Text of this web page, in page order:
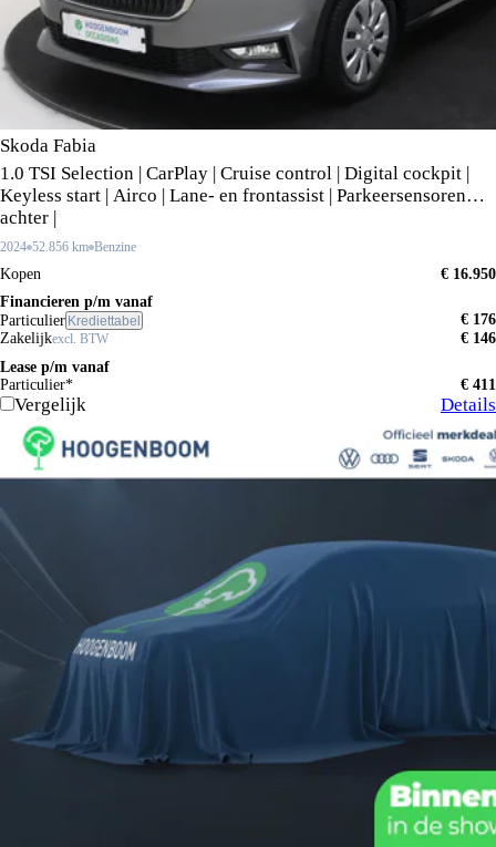
Skoda Fabia
1.0 TSI Selection | CarPlay | Cruise control | Digital cockpit |
Keyless start | Airco | Lane- en frontassist | Parkeersensoren
achter |
2024 52.856 km Benzine
Kopen
€ 16.950
Financieren p/m vanaf
Particulier Krediettabel
€ 176
Zakelijkexcl. BTW
€ 146
Lease p/m vanaf
Particulier*
€ 411
Vergelijk Details